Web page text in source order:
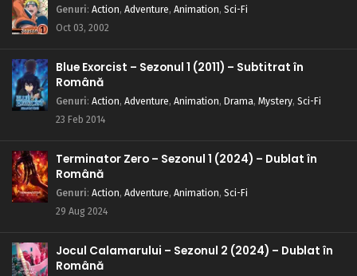
Genuri: Action, Adventure, Animation, Sci-Fi
Oct 03, 2002
Blue Exorcist – Sezonul 1 (2011) – Subtitrat în
Română
Genuri: Action, Adventure, Animation, Drama, Mystery, Sci-Fi
23 Feb 2014
Terminator Zero – Sezonul 1 (2024) – Dublat în
Română
Genuri: Action, Adventure, Animation, Sci-Fi
29 Aug 2024
Jocul Calamarului – Sezonul 2 (2024) – Dublat în
Română